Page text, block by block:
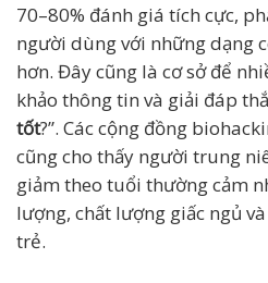
70–80% đánh giá tích cực,
người dùng với những dạng
hơn. Đây cũng là cơ sở để
khảo thông tin và giải đáp
tốt?”. Các cộng đồng
cũng cho thấy người trung
giảm theo tuổi thường cảm
lượng, chất lượng giấc ngủ
trẻ.